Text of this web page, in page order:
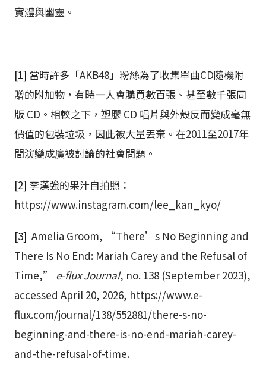
實體與幽靈。
[1] 當時許多「AKB48」粉絲為了收集單曲CD隨機附
贈的附加物，有時一人會購買數百張、甚至數千張同
版 CD。相較之下，塑膠 CD 唱片與外殼反而變成毫無
價值的包裝垃圾，因此被大量丟棄。在2011至2017年
間演變成廣被討論的社會問題。
[2] 李漢強的果汁自拍照：
https://www.instagram.com/lee_kan_kyo/
[3] Amelia Groom, “There’s No Beginning and
There Is No End: Mariah Carey and the Refusal of
Time,” e-flux Journal, no. 138 (September 2023),
accessed April 20, 2026, https://www.e-
flux.com/journal/138/552881/there-s-no-
beginning-and-there-is-no-end-mariah-carey-
and-the-refusal-of-time.